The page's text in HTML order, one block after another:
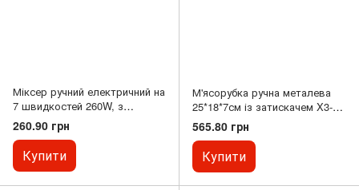
Міксер ручний електричний на
7 швидкостей 260W, з
насадками ММ-133
260.90 грн
Купити
М'ясорубка ручна металева
25*18*7см із затискачем X3-
112
565.80 грн
Купити